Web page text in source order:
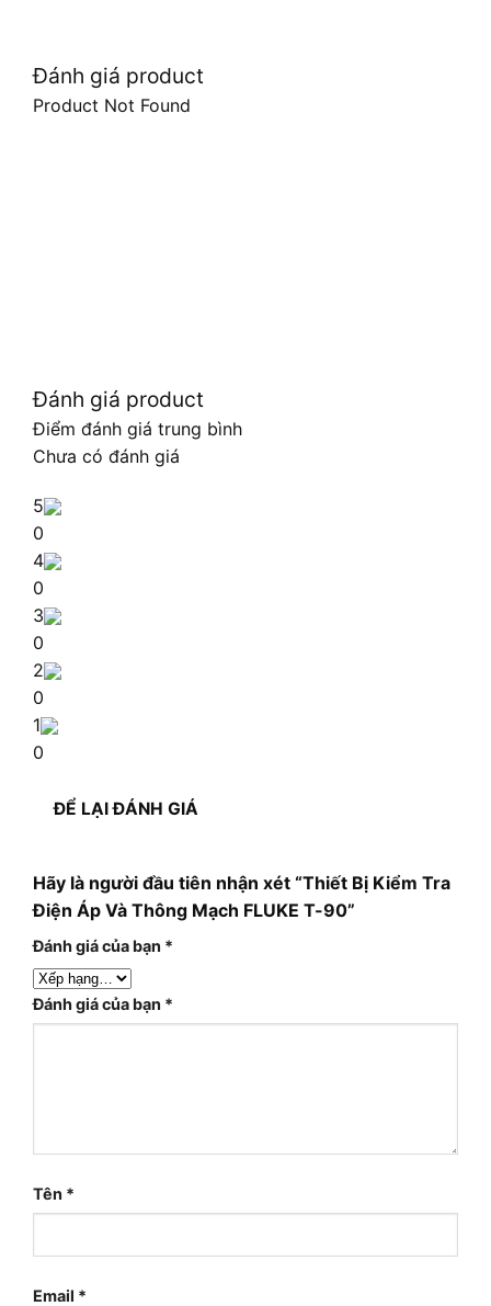
Đánh giá product
Product Not Found
Đánh giá product
Điểm đánh giá trung bình
Chưa có đánh giá
5
0
4
0
3
0
2
0
1
0
ĐỂ LẠI ĐÁNH GIÁ
Hãy là người đầu tiên nhận xét “Thiết Bị Kiểm Tra
Điện Áp Và Thông Mạch FLUKE T-90”
Đánh giá của bạn *
Đánh giá của bạn *
Tên *
Email *